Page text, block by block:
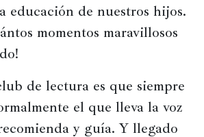
educación de nuestros hijos.
momentos maravillosos
de lectura es que siempre
el que lleva la voz
y guía. Y llegado